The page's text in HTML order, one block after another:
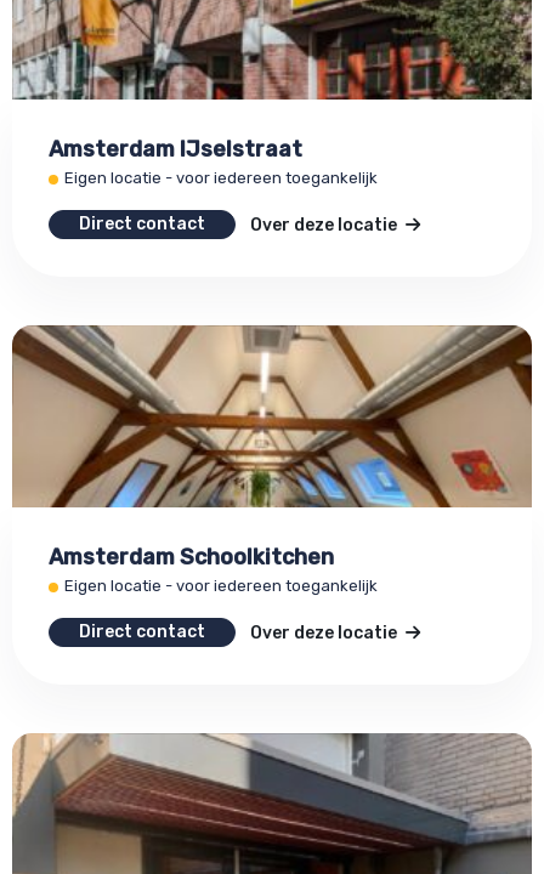
Amsterdam IJselstraat
Eigen locatie - voor iedereen toegankelijk
Direct contact Over deze locatie
Amsterdam Schoolkitchen
Eigen locatie - voor iedereen toegankelijk
Direct contact Over deze locatie